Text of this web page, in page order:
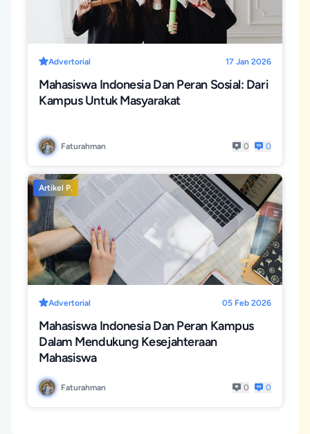
Advertorial 17 Jan 2026
Mahasiswa Indonesia Dan Peran Sosial: Dari
Kampus Untuk Masyarakat
Faturahman 0 0
Artikel P.
Advertorial 05 Feb 2026
Mahasiswa Indonesia Dan Peran Kampus
Dalam Mendukung Kesejahteraan
Mahasiswa
Faturahman 0 0